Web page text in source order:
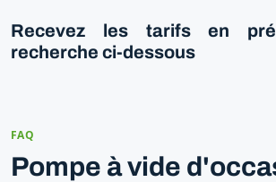
Recevez les tarifs en
recherche ci-dessous
FAQ
Pompe à vide